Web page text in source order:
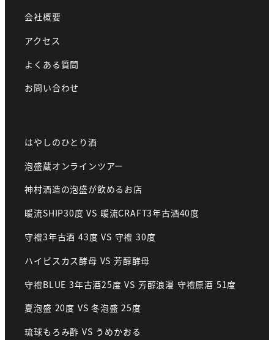
会社概要
アクセス
よくある質問
お問い合わせ
はやしのひとり酒
泡盛蔵オンラインツアー
神村酒造の泡盛が飲めるお店
暖流SHIP30度 VS 暖流CRAFT3年古酒40度
守禮3年古酒 43度 VS 守禮 30度
ハイビスカス酵母 VS 芳醇酵母
守禮BLUE 3年古酒25度 VS 芳醇浪漫 守禮原酒 51度
夏泡盛 20度 VS 冬泡盛 25度
琉球もろみ酢 VS うめかおる